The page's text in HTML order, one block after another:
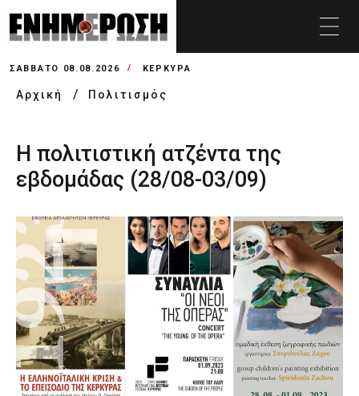
ΣΆΒΒΑΤΟ 08.08.2026 ΚΕΡΚΥΡΑ
Αρχική Πολιτισμός
Η πολιτιστική ατζέντα της
εβδομάδας (28/08-03/09)